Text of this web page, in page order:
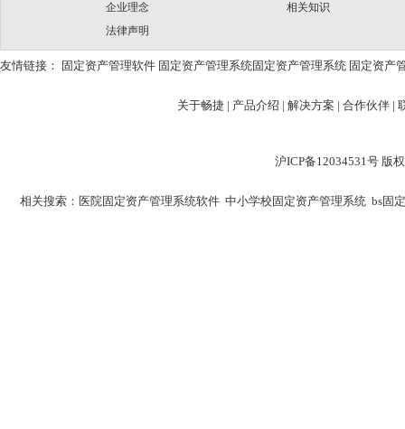
企业理念
法律声明
相关知识
友情链接： 固定资产管理软件 固定资产管理系统固定资产管理系统 固定资产
关于畅捷 | 产品介绍 | 解决方案 | 合作伙伴 |
沪ICP备12034531号 版
相关搜索： 医院固定资产管理系统软件 中小学校固定资产管理系统 bs固